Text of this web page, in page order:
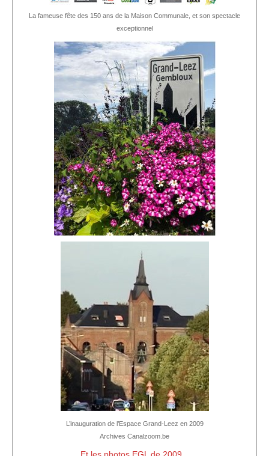
La fameuse fête des 150 ans de la Maison Communale, et son spectacle
exceptionnel
L’inauguration de l’Espace Grand-Leez en 2009
Archives Canalzoom.be